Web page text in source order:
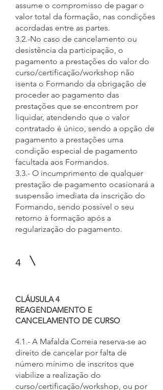
assume o compromisso de pagar o
valor total da formação, nas condições
acordadas entre as partes.
3.2.-No caso de cancelamento ou
desistência da participação, o
pagamento a prestações do valor do
curso/certificação/workshop não
isenta o Formando da obrigação de
proceder ao pagamento das
prestações que se encontrem por
liquidar, atendendo que o valor
contratado é único, sendo a opção de
pagamento a prestações uma
condição especial de pagamento
facultada aos Formandos.
3.3.- O incumprimento de qualquer
prestação de pagamento ocasionará a
suspensão imediata da inscrição do
Formando, sendo possível o seu
retorno à formação após a
regularização do pagamento.
4
CLÁUSULA 4
REAGENDAMENTO E
CANCELAMENTO DE CURSO
4.1.- A Mafalda Correia reserva-se ao
direito de cancelar por falta de
número mínimo de inscritos que
viabilize a realização do
curso/certificação/workshop, ou por